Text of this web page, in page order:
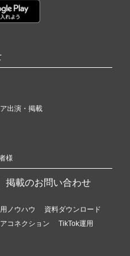
出演・掲載
様
掲載のお問い合わせ
ノウハウ
資料ダウンロード
コネクション
TikTok運用